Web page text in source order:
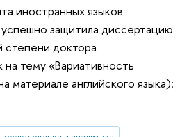
иностранных языков
защитила диссертацию
степени доктора
на тему «Вариативность
материале английского языка):